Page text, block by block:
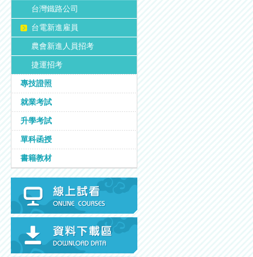
台灣鐵路公司
台電新進雇員
農會新進人員招考
捷運招考
專技證照
就業考試
升學考試
單科函授
書籍教材